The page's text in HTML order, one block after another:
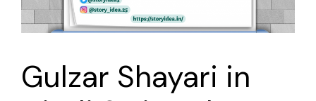
Gulzar Shayari in